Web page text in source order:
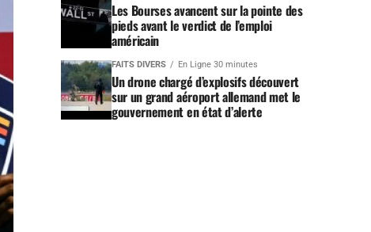
Les Bourses avancent sur la pointe des
pieds avant le verdict de l’emploi
américain
FAITS DIVERS En Ligne 30 minutes
Un drone chargé d’explosifs découvert
sur un grand aéroport allemand met le
gouvernement en état d’alerte